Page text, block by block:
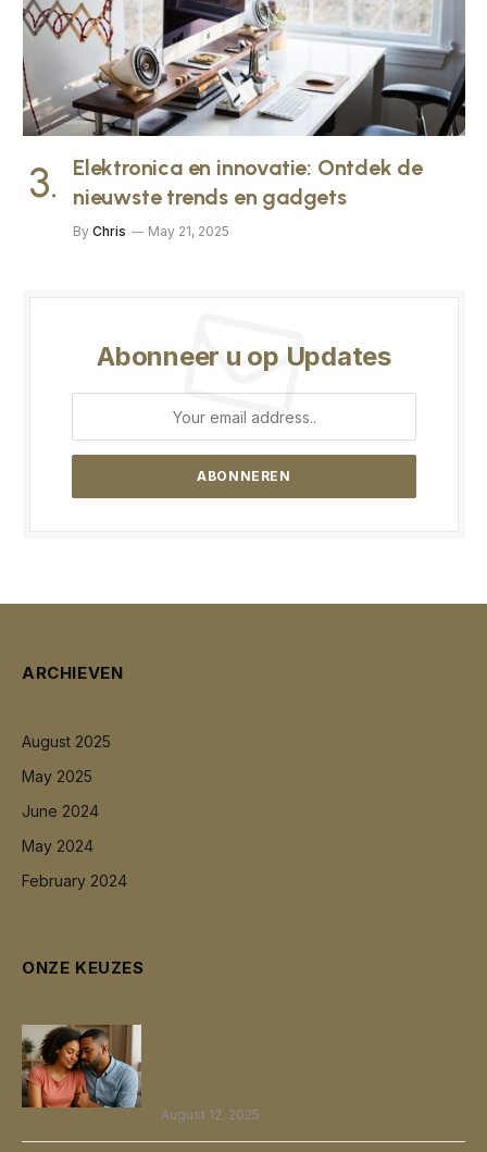
Elektronica en innovatie: Ontdek de
nieuwste trends en gadgets
By Chris May 21, 2025
Abonneer u op Updates
ARCHIEVEN
August 2025
May 2025
June 2024
May 2024
February 2024
ONZE KEUZES
August 12, 2025